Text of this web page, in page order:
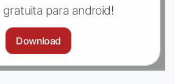
gratuita para android!
Download